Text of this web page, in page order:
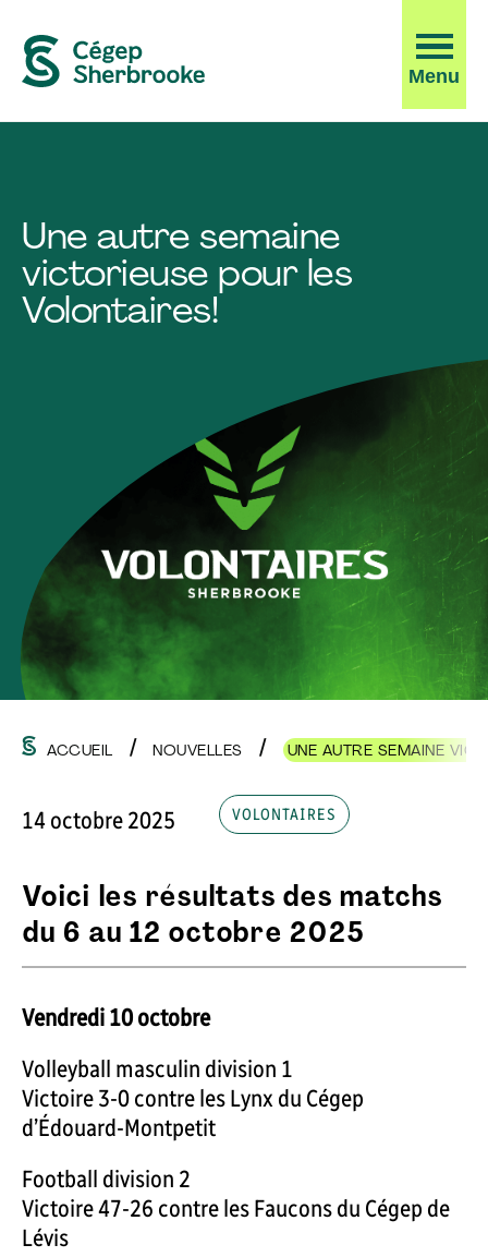
la
Menu
Une autre semaine
victorieuse pour les
Volontaires!
ACCUEIL NOUVELLES UNE AUTRE SEMAINE
14 octobre 2025 VOLONTAIRES
Voici les résultats des matchs
du 6 au 12 octobre 2025
Vendredi 10 octobre
Volleyball masculin division 1
Victoire 3-0 contre les Lynx du Cégep
d’Édouard-Montpetit
Football division 2
Victoire 47-26 contre les Faucons du Cégep de
Lévis